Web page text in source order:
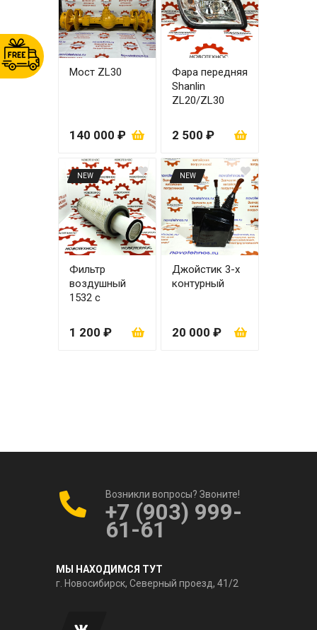
Мост ZL30
140 000 ₽
Фара передняя
Shanlin
ZL20/ZL30
2 500 ₽
NEW
Фильтр
воздушный
1532 с
1 200 ₽
NEW
Джойстик 3-х
контурный
20 000 ₽
Возникли вопросы? Звоните!
+7 (903) 999-
61-61
МЫ НАХОДИМСЯ ТУТ
г. Новосибирск, Северный проезд, 41/2